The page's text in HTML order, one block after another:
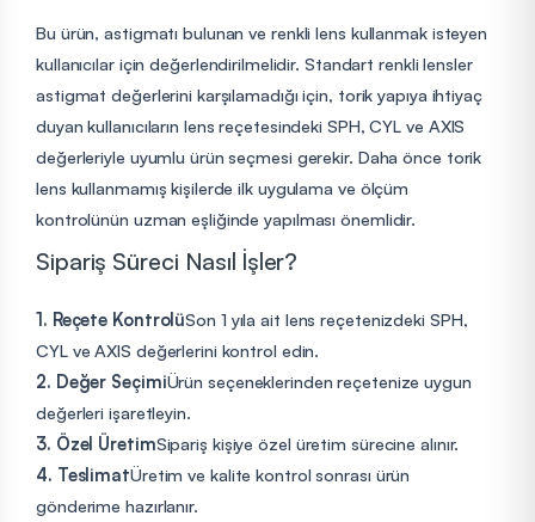
Bu ürün, astigmatı bulunan ve renkli lens kullanmak isteyen
kullanıcılar için değerlendirilmelidir. Standart renkli lensler
astigmat değerlerini karşılamadığı için, torik yapıya ihtiyaç
duyan kullanıcıların lens reçetesindeki SPH, CYL ve AXIS
değerleriyle uyumlu ürün seçmesi gerekir. Daha önce torik
lens kullanmamış kişilerde ilk uygulama ve ölçüm
kontrolünün uzman eşliğinde yapılması önemlidir.
Sipariş Süreci Nasıl İşler?
1. Reçete KontrolüSon 1 yıla ait lens reçetenizdeki SPH,
CYL ve AXIS değerlerini kontrol edin.
2. Değer SeçimiÜrün seçeneklerinden reçetenize uygun
değerleri işaretleyin.
3. Özel ÜretimSipariş kişiye özel üretim sürecine alınır.
4. TeslimatÜretim ve kalite kontrol sonrası ürün
gönderime hazırlanır.